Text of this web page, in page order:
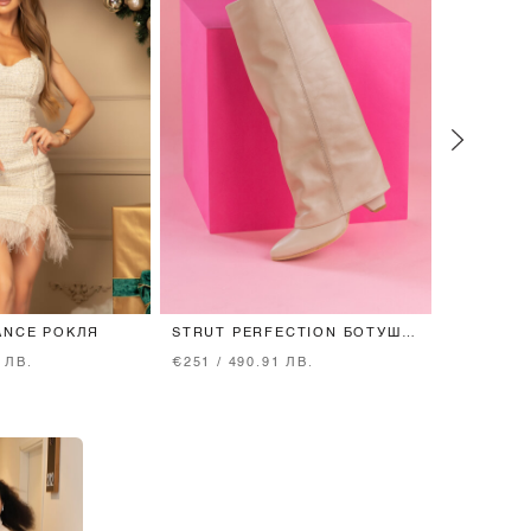
РОКЛЯ
ЛВ.
STRUT PERFECTION БОТУШИ
€251 / 490.91 ЛВ.